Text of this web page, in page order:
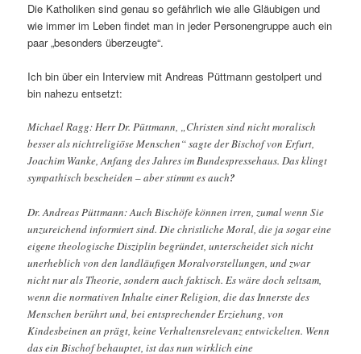
Die Katholiken sind genau so gefährlich wie alle Gläubigen und
wie immer im Leben findet man in jeder Personengruppe auch ein
paar „besonders überzeugte“.
Ich bin über ein Interview mit Andreas Püttmann gestolpert und
bin nahezu entsetzt:
Michael Ragg: Herr Dr. Püttmann, „Christen sind nicht moralisch
besser als nichtreligiöse Menschen“ sagte der Bischof von Erfurt,
Joachim Wanke, Anfang des Jahres im Bundespressehaus. Das klingt
sympathisch bescheiden – aber stimmt es auch?
Dr. Andreas Püttmann: Auch Bischöfe können irren, zumal wenn Sie
unzureichend informiert sind. Die christliche Moral, die ja sogar eine
eigene theologische Disziplin begründet, unterscheidet sich nicht
unerheblich von den landläufigen Moralvorstellungen, und zwar
nicht nur als Theorie, sondern auch faktisch. Es wäre doch seltsam,
wenn die normativen Inhalte einer Religion, die das Innerste des
Menschen berührt und, bei entsprechender Erziehung, von
Kindesbeinen an prägt, keine Verhaltensrelevanz entwickelten. Wenn
das ein Bischof behauptet, ist das nun wirklich eine